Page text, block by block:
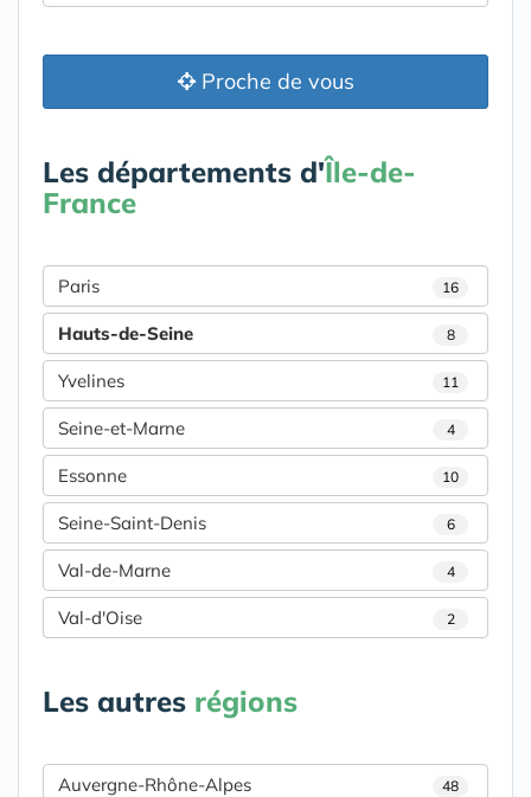
Proche de vous
Les départements d'Île-de-
France
Paris 16
Hauts-de-Seine 8
Yvelines 11
Seine-et-Marne 4
Essonne 10
Seine-Saint-Denis 6
Val-de-Marne 4
Val-d'Oise 2
Les autres régions
Auvergne-Rhône-Alpes 48